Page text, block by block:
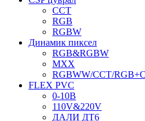
CCT
RGB
RGBW
Динамик пиксел
RGB&RGBW
МХХ
RGBWW/CCT/
FLEX PVC
0-10В
110V&220V
ДАЛИ ДТ6